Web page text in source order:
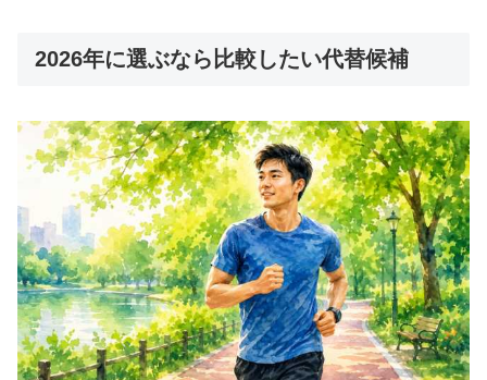
2026年に選ぶなら比較したい代替候補